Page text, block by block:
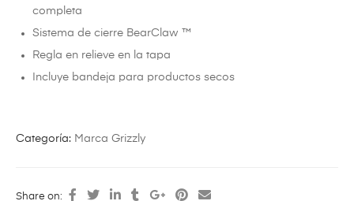
completa
Sistema de cierre BearClaw ™
Regla en relieve en la tapa
Incluye bandeja para productos secos
Categoría: Marca Grizzly
Share on: